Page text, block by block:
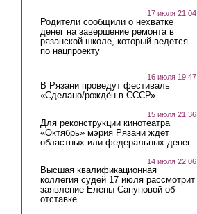
17 июля 21:04
Родители сообщили о нехватке
денег на завершение ремонта в
рязанской школе, который ведется
по нацпроекту
16 июля 19:47
В Рязани проведут фестиваль
«Сделано/рождён в СССР»
15 июля 21:36
Для реконструкции кинотеатра
«Октябрь» мэрия Рязани ждет
областных или федеральных денег
14 июля 22:06
Высшая квалификационная
коллегия судей 17 июля рассмотрит
заявление Елены Сапуновой об
отставке